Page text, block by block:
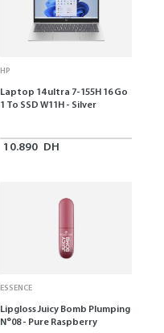
HP
Laptop 14 ultra 7-155H 16 Go
1 To SSD W11H - Silver
10.890 DH
ESSENCE
Lipgloss Juicy Bomb Plumping
N°08 - Pure Raspberry